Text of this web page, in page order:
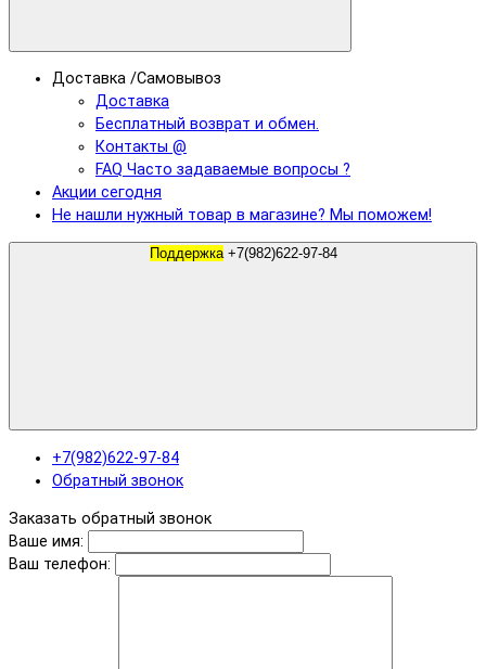
Доставка /Самовывоз
Доставка
Бесплатный возврат и обмен.
Контакты @
FAQ Часто задаваемые вопросы ?
Акции сегодня
Не нашли нужный товар в магазине? Мы поможем!
Поддержка +7(982)622-97-84
+7(982)622-97-84
Обратный звонок
Заказать обратный звонок
Ваше имя:
Ваш телефон: